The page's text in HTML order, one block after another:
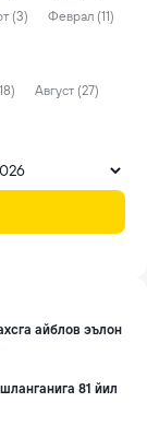
(3)
Феврал (11)
Август (27)
айблов эълон
81 йил